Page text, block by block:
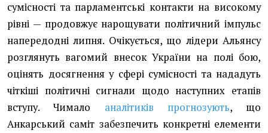
сумісності та парламентські контакти на високому
рівні — продовжує нарощувати політичний імпульс
напередодні липня. Очікується, що лідери Альянсу
розглянуть вагомий внесок України на полі бою,
оцінять досягнення у сфері сумісності та нададуть
чіткіші політичні сигнали щодо наступних етапів
вступу. Чимало аналітиків прогнозують, що
Анкарський саміт забезпечить конкретні елементи